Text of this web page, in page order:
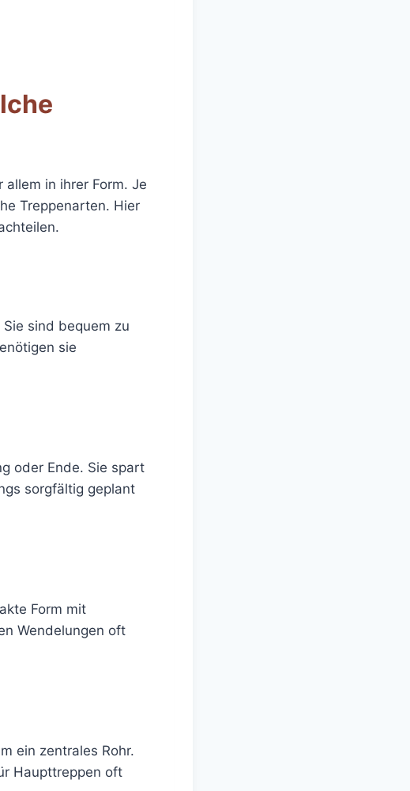
in ihrer Form. Je
Treppenarten. Hier
sind bequem zu
sie
oder Ende. Sie spart
sorgfältig geplant
Form mit
Wendelungen oft
ein zentrales Rohr.
Haupttreppen oft